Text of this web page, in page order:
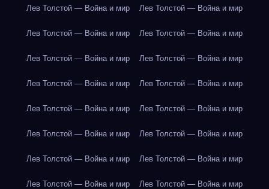
Лев Толстой — Война и мир Лев Толстой — Война и мир
Лев Толстой — Война и мир Лев Толстой — Война и мир
Лев Толстой — Война и мир Лев Толстой — Война и мир
Лев Толстой — Война и мир Лев Толстой — Война и мир
Лев Толстой — Война и мир Лев Толстой — Война и мир
Лев Толстой — Война и мир Лев Толстой — Война и мир
Лев Толстой — Война и мир Лев Толстой — Война и мир
Лев Толстой — Война и мир Лев Толстой — Война и мир